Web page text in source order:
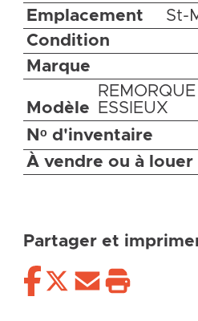
Emplacement
St-
Condition
Marque
Modèle
ESSIEUX
Nᵒ d'inventaire
À vendre ou à louer
Partager et